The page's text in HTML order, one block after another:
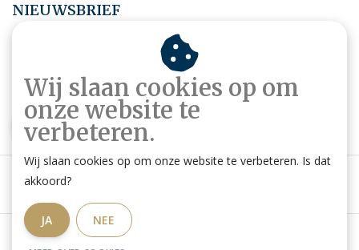
NIEUWSBRIEF
Abonneer je op onze nieuwsbrief om op de hoogte te blijven.
ABONNEER
Algemene voorwaarden
Wij slaan cookies op om
onze website te
verbeteren.
Wij slaan cookies op om onze website te verbeteren. Is dat
akkoord?
JA NEE